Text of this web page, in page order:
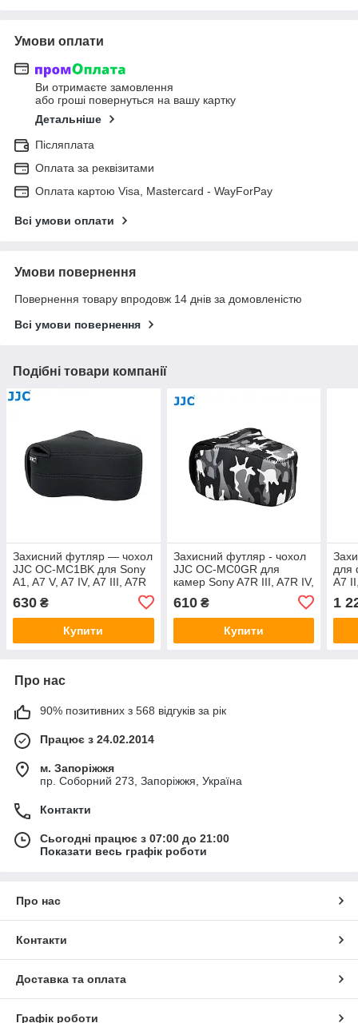
Умови оплати
Ви отримаєте замовлення
або гроші повернуться на вашу картку
Детальніше
Післяплата
Оплата за реквізитами
Оплата картою Visa, Mastercard - WayForPay
Всі умови оплати
Умови повернення
Повернення товару впродовж 14 днів за домовленістю
Всі умови повернення
Подібні товари компанії
Захисний футляр — чохол
JJC OC-MC1BK для Sony
A1, A7 V, A7 IV, A7 III, A7R
III, A7R II, A7S III, A9, A9 II
630 ₴
Купити
Захисний футляр - чохол
JJC OC-MC0GR для
камер Sony A7R III, A7R IV,
RX10 IV, A9
610₴
Купити
для
A7
1
Про нас
90% позитивних з 568 відгуків за рік
Працює з 24.02.2014
м. Запоріжжя
пр. Соборний 273, Запоріжжя, Україна
Контакти
Сьогодні працює з 07:00 до 21:00
Показати весь графік роботи
Про нас
Контакти
Доставка та оплата
Графік роботи